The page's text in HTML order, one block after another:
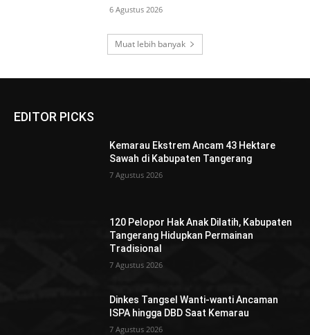
6 Agustus 2026
Muat lebih banyak
EDITOR PICKS
Kemarau Ekstrem Ancam 43 Hektare
Sawah di Kabupaten Tangerang
7 Agustus 2026
120 Pelopor Hak Anak Dilatih, Kabupaten
Tangerang Hidupkan Permainan
Tradisional
7 Agustus 2026
Dinkes Tangsel Wanti-wanti Ancaman
ISPA hingga DBD Saat Kemarau
7 Agustus 2026